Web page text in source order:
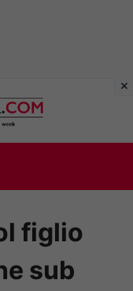
figlio
sub